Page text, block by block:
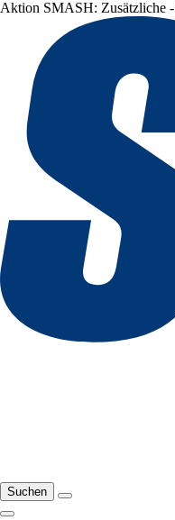
Aktion SMASH: Zusätzliche -
Suchen